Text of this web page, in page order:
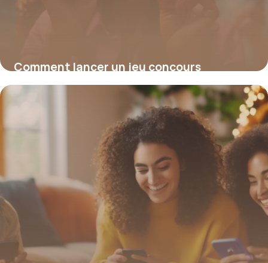
Comment lancer un jeu concours
Facebook gratuit en 2026 pour booster